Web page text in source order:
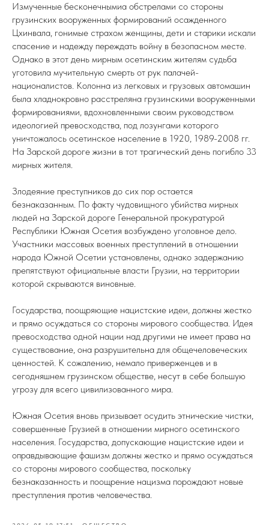
Измученные бесконечнымиa обстрелами со стороны
грузинских вооруженных формирований осажденного
Цхинвала, гонимые страхом женщины, дети и старики искали
спасение и надежду переждать войну в безопасном месте.
Однако в этот день мирным осетинским жителям судьба
уготовила мучительную смерть от рук палачей-
националистов. Колонна из легковых и грузовых автомашин
была хладнокровно расстреляна грузинскими вооруженными
формированиями, вдохновленными своим руководством
идеологией превосходства, под лозунгами которого
уничтожалось осетинское население в 1920, 1989-2008 гг.
На Зарской дороге жизни в тот трагический день погибло 33
мирных жителя.
Злодеяние преступников до сих пор остается
безнаказанным. По факту чудовищного убийства мирных
людей на Зарской дороге Генеральной прокуратурой
Республики Южная Осетия возбуждено уголовное дело.
Участники массовых военных преступлений в отношении
народа Южной Осетии установлены, однако задержанию
препятствуют официальные власти Грузии, на территории
которой скрываются виновные.
Государства, поощряющие нацистские идеи, должны жестко
и прямо осуждаться со стороны мирового сообщества. Идея
превосходства одной нации над другими не имеет права на
существование, она разрушительна для общечеловеческих
ценностей. К сожалению, немало приверженцев и в
сегодняшнем грузинском обществе, несут в себе большую
угрозу для всего цивилизованного мира.
Южная Осетия вновь призывает осудить этнические чистки,
совершенные Грузией в отношении мирного осетинского
населения. Государства, допускающие нацистские идеи и
оправдывающие фашизм должны жестко и прямо осуждаться
со стороны мирового сообщества, поскольку
безнаказанность и поощрение нацизма порождают новые
преступления против человечества.